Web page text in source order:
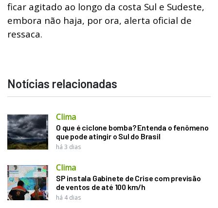
ficar agitado ao longo da costa Sul e Sudeste,
embora não haja, por ora, alerta oficial de
ressaca.
Notícias relacionadas
Clima
O que é ciclone bomba? Entenda o fenômeno
que pode atingir o Sul do Brasil
há 3 dias
Clima
SP instala Gabinete de Crise com previsão
de ventos de até 100 km/h
há 4 dias